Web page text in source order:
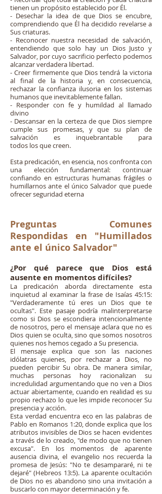
tienen un propósito establecido por Él.
- Desechar la idea de que Dios se encubre,
comprendiendo que Él ha decidido revelarse a
Sus criaturas.
- Reconocer nuestra necesidad de salvación,
entendiendo que solo hay un Dios Justo y
Salvador, por cuyo sacrificio perfecto podemos
alcanzar verdadera libertad.
- Creer firmemente que Dios tendrá la victoria
al final de la historia y, en consecuencia,
rechazar la confianza ilusoria en los sistemas
humanos que inevitablemente fallan.
- Responder con fe y humildad al llamado
divino
- Descansar en la certeza de que Dios siempre
cumple sus promesas, y que su plan de
salvación es inquebrantable para
todos los que creen.
Esta predicación, en esencia, nos confronta con
una elección fundamental: continuar
confiando en estructuras humanas frágiles o
humillarnos ante el único Salvador que puede
ofrecer seguridad eterna
Preguntas Comunes
Respondidas en "Humillados
ante el único Salvador"
¿Por qué parece que Dios está
ausente en momentos difíciles?
La predicación aborda directamente esta
inquietud al examinar la frase de Isaías 45:15:
"Verdaderamente tú eres un Dios que te
ocultas". Este pasaje podría malinterpretarse
como si Dios se escondiera intencionalmente
de nosotros, pero el mensaje aclara que no es
Dios quien se oculta, sino que somos nosotros
quienes nos hemos cegado a Su presencia.
El mensaje explica que son las naciones
idólatras quienes, por rechazar a Dios, no
pueden percibir Su obra. De manera similar,
muchas personas hoy racionalizan su
incredulidad argumentando que no ven a Dios
actuar abiertamente, cuando en realidad es su
propio rechazo lo que les impide reconocer Su
presencia y acción.
Esta verdad encuentra eco en las palabras de
Pablo en Romanos 1:20, donde explica que los
atributos invisibles de Dios se hacen evidentes
a través de lo creado, "de modo que no tienen
excusa". En los momentos de aparente
ausencia divina, el evangelio nos recuerda la
promesa de Jesús: "No te desampararé, ni te
dejaré" (Hebreos 13:5). La aparente ocultación
de Dios no es abandono sino una invitación a
buscarlo con mayor determinación y fe.